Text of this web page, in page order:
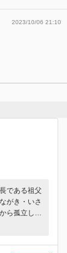
2023/10/06 21:10
である祖父
がき・いさ
ら孤立し、
咲は、高校
と決意す